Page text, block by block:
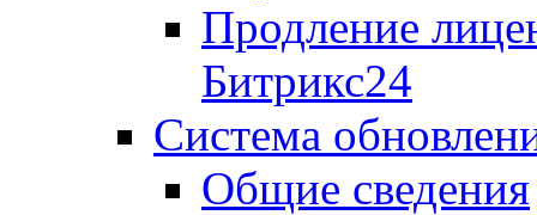
Продление
Битрикс24
Система
Общие сведения